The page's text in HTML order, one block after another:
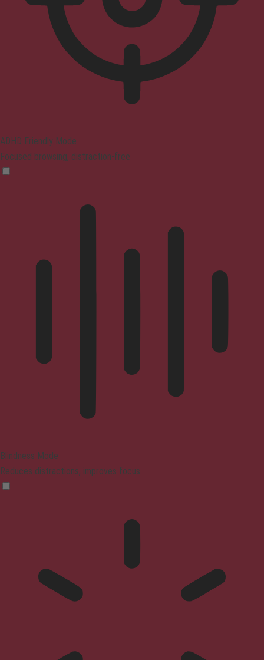
ADHD Friendly Mode
Focused browsing, distraction-free
Blindness Mode
Reduces distractions, improves focus